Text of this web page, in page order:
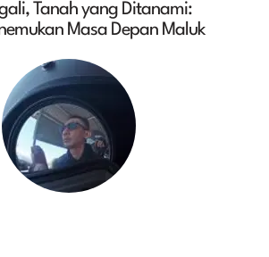
Tanah yang Ditanami:
Masa Depan Maluk